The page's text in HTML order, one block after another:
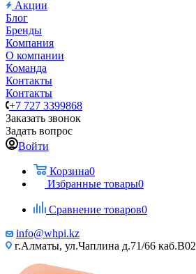
Акции
Блог
Бренды
Компания
О компании
Команда
Контакты
Контакты
+7 727 3399868
Заказать звонок
Задать вопрос
Войти
Корзина0
Избранные товары0
Сравнение товаров0
info@whpi.kz
г.Алматы, ул.Чаплина д.71/66 каб.B02